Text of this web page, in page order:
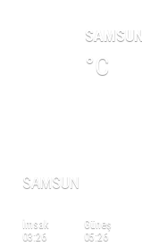
SAMSUN
°C
SAMSUN
İmsak
03:26
Güneş
05:26